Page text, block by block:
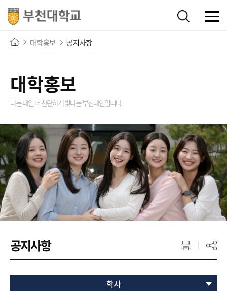
대학홍보 공지사항
대학홍보
나는 내일 더 찬란하게 빛나는부천대인입니다.
공지사항
학사